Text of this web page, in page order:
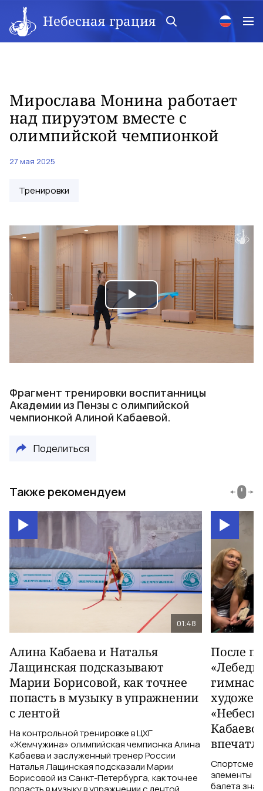
Небесная грация
Мирослава Монина работает
над пируэтом вместе с
олимпийской чемпионкой
27 мая 2025
Тренировки
Play
Video
Фрагмент тренировки воспитанницы
Академии из Пензы c олимпийской
чемпионкой Алиной Кабаевой.
Поделиться
Также рекомендуем
01:48
Алина Кабаева и Наталья
Лащинская подсказывают
Марии Борисовой, как точнее
попасть в музыку в упражнении
с лентой
На контрольной тренировке в ЦХГ
«Жемчужина» олимпийская чемпионка Алина
Кабаева и заслуженный тренер России
Наталья Лащинская подсказали Марии
Борисовой из Санкт-Петербурга, как точнее
После
элементы
балета